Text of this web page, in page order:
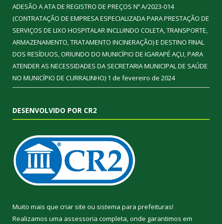
ADESÃO A ATA DE REGISTRO DE PREÇOS Nº A/2023-014
(CONTRATAÇÃO DE EMPRESA ESPECIALIZADA PARA PRESTAÇÃO DE
SERVIÇOS DE LIXO HOSPITALAR INCLUINDO COLETA, TRANSPORTE,
ARMAZENAMENTO, TRATAMENTO INCINERAÇÃO) E DESTINO FINAL
DOS RESÍDUOS, ORIUNDO DO MUNICÍPIO DE IGARAPÉ AÇU, PARA
ATENDER AS NECESSIDADES DA SECRETARIA MUNICIPAL DE SAÚDE
NO MUNICÍPIO DE CURRALINHO) 1 de fevereiro de 2024
DESENVOLVIDO POR CR2
Muito mais que criar site ou sistema para prefeituras!
Realizamos uma assessoria completa, onde garantimos em